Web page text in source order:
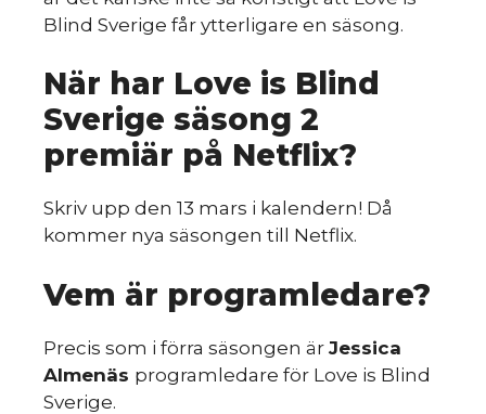
Blind Sverige får ytterligare en säsong.
När har Love is Blind
Sverige säsong 2
premiär på Netflix?
Skriv upp den 13 mars i kalendern! Då
kommer nya säsongen till Netflix.
Vem är programledare?
Precis som i förra säsongen är Jessica
Almenäs programledare för Love is Blind
Sverige.